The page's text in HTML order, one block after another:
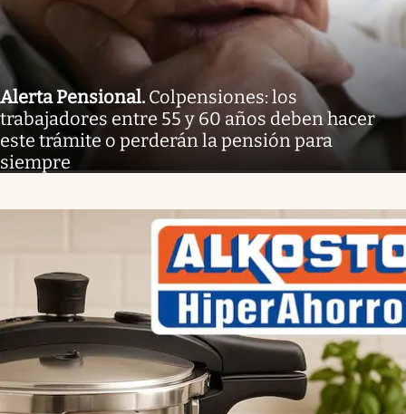
Alerta Pensional. Colpensiones: los
trabajadores entre 55 y 60 años deben hacer
este trámite o perderán la pensión para
siempre